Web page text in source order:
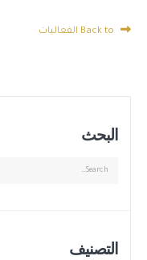
البحث
التصنيف